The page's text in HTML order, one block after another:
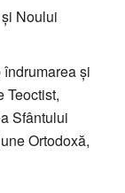
Noului
şi
Teoctist,
Sfântului
Ortodoxă,